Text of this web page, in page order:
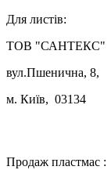
Для листів:
ТОВ "САНТЕКС"
вул.Пшенична, 8,
м. Київ, 03134
Продаж пластмас :